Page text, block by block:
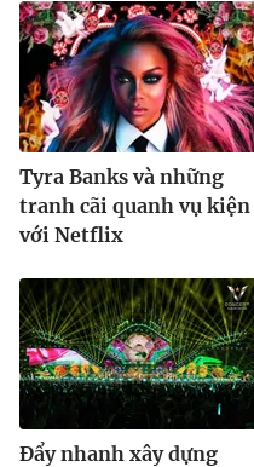
Tyra Banks và những
tranh cãi quanh vụ kiện
với Netflix
Đẩy nhanh xây dựng